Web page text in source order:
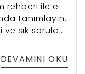
rehberi ile e-
tanımlayın.
sık sorulan
DEVAMINI OKU